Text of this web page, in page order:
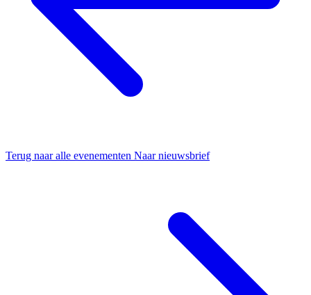
Terug naar alle evenementen Naar nieuwsbrief